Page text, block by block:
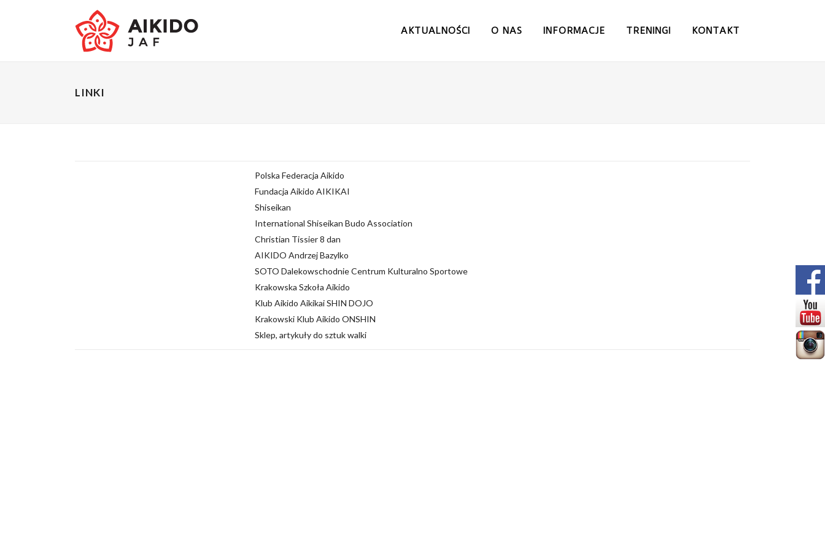
AKTUALNOŚCI O NAS INFORMACJE TRENINGI KONTAKT
LINKI
Polska Federacja Aikido
Fundacja Aikido AIKIKAI
Shiseikan
International Shiseikan Budo Association
Christian Tissier 8 dan
AIKIDO Andrzej Bazylko
SOTO Dalekowschodnie Centrum Kulturalno Sportowe
Krakowska Szkoła Aikido
Klub Aikido Aikikai SHIN DOJO
Krakowski Klub Aikido ONSHIN
Sklep, artykuły do sztuk walki